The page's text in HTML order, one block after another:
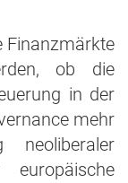
Finanzmärkte
ob die
in der
mehr